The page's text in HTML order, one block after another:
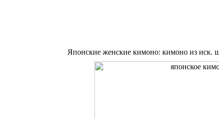
Японские женские кимоно: кимоно из иск.